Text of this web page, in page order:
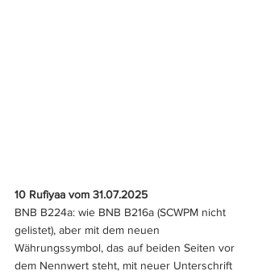
10 Rufiyaa vom 31.07.2025
BNB B224a: wie BNB B216a (SCWPM nicht
gelistet), aber mit dem neuen
Währungssymbol, das auf beiden Seiten vor
dem Nennwert steht, mit neuer Unterschrift